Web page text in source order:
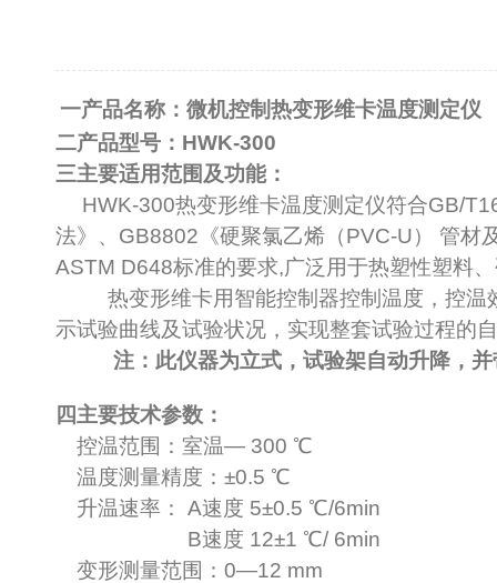
一产品名称：微机控制热变形维卡温度测定仪
二产品型号： HWK-300
三主要适用范围及功能：
HWK-300热变形维卡温度测定仪符合GB/
法》、 GB8802 《硬聚氯乙烯 （PVC-U） 管材
ASTM D648标准的要求,广泛用于热塑性塑料
热变形维卡用智能控制器控制温度，控
示试验曲线及试验状况，实现整套试验过程的
注：此仪器为立式，试验架自动升降，
四主要技术参数：
控温范围： 室温— 300 ℃
温度测量精度： ±0.5 ℃
升温速率：
A速度 5±0.5 ℃/6min
B速度 12±1 ℃/ 6min
变形测量范围： 0—12 mm